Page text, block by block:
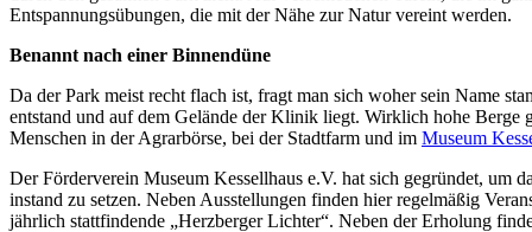
Entspannungsübungen, die mit der Nähe zur Natur vereint werden.
Benannt nach einer Binnendüne
Da der Park meist recht flach ist, fragt man sich woher sein Name
entstand und auf dem Gelände der Klinik liegt. Wirklich hohe Berge
Menschen in der Agrarbörse, bei der Stadtfarm und im Museum
Der Förderverein Museum Kessellhaus e.V. hat sich gegründet, um
instand zu setzen. Neben Ausstellungen finden hier regelmäßig
jährlich stattfindende „Herzberger Lichter“. Neben der Erholung